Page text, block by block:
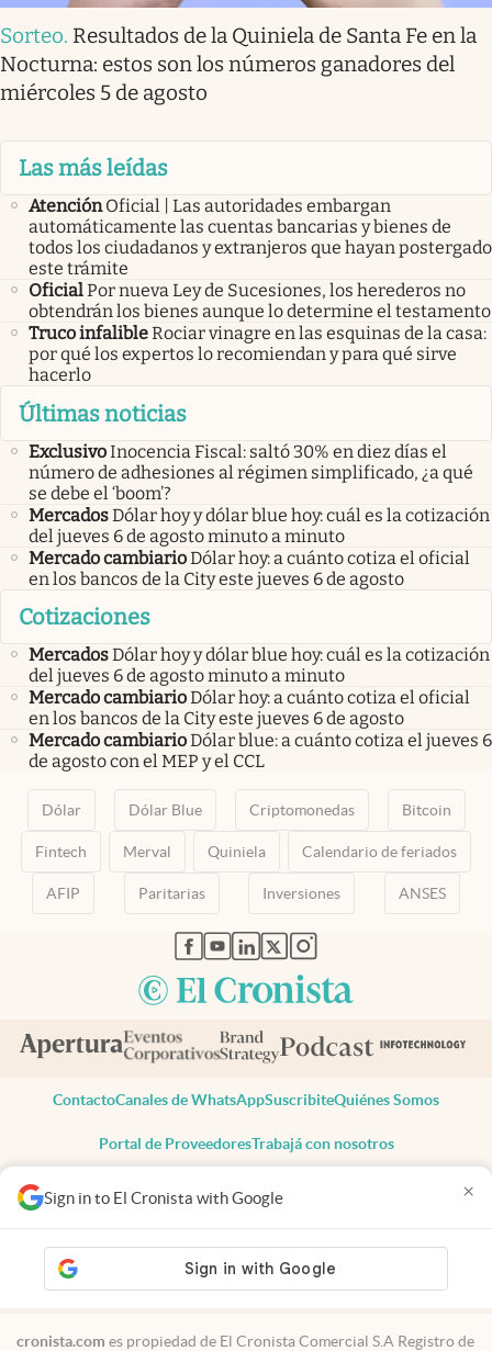
Sign in to El Cronista with Google ×
Sorteo. Resultados de la Quiniela de Santa Fe en la
Nocturna: estos son los números ganadores del
miércoles 5 de agosto
Las más leídas
Atención Oficial | Las autoridades embargan
automáticamente las cuentas bancarias y bienes de
todos los ciudadanos y extranjeros que hayan postergado
este trámite
OficialPor nueva Ley de Sucesiones, los herederos no
obtendrán los bienes aunque lo determine el testamento
Truco infalibleRociar vinagre en las esquinas de la casa:
por qué los expertos lo recomiendan y para qué sirve
hacerlo
Últimas noticias
ExclusivoInocencia Fiscal: saltó 30% en diez días el
número de adhesiones al régimen simplificado, ¿a qué
se debe el ‘boom’?
MercadosDólar hoy y dólar blue hoy: cuál es la cotización
del jueves 6 de agosto minuto a minuto
Mercado cambiarioDólar hoy: a cuánto cotiza el oficial
en los bancos de la City este jueves 6 de agosto
Cotizaciones
MercadosDólar hoy y dólar blue hoy: cuál es la cotización
del jueves 6 de agosto minuto a minuto
Mercado cambiarioDólar hoy: a cuánto cotiza el oficial
en los bancos de la City este jueves 6 de agosto
Mercado cambiarioDólar blue: a cuánto cotiza el jueves 6
de agosto con el MEP y el CCL
Dólar Dólar Blue Criptomonedas Bitcoin
Fintech Merval Quiniela Calendario de feriados
AFIP Paritarias Inversiones ANSES
abre en nueva pestaña
abre en nueva pestaña
abre en nueva pestaña
abre en nueva pestaña
abre en nueva pestaña
ContactoCanales de WhatsAppSuscribiteQuiénes Somos
Portal de ProveedoresTrabajá con nosotros
Todos los derechos reservados
Privacidad
Consentimiento
Tel:+54 11 7078-3270
cronista.com es propiedad de El Cronista Comercial S.A Registro de